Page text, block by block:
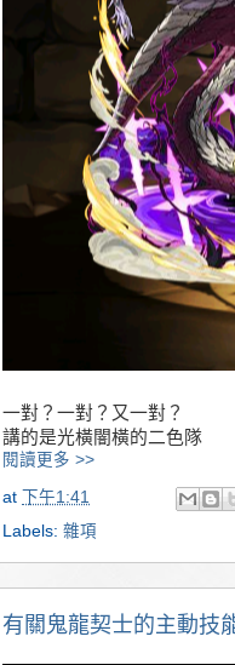
一對？一對？又一對？
講的是光橫闇橫的二色隊
閱讀更多 >>
at
下午1:41
Labels: 雜項
有關鬼龍契士的主動技